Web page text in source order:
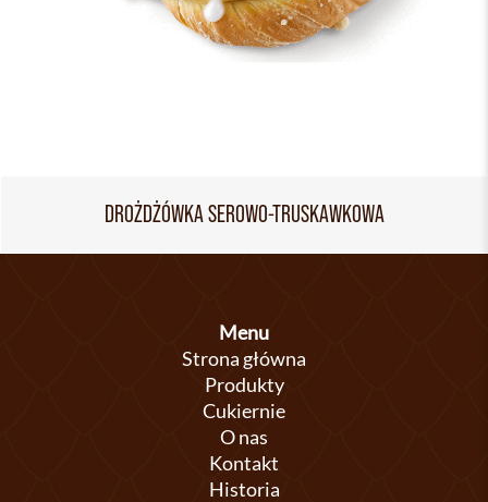
DROŻDŻÓWKA SEROWO-TRUSKAWKOWA
Menu
Strona główna
Produkty
Cukiernie
O nas
Kontakt
Historia